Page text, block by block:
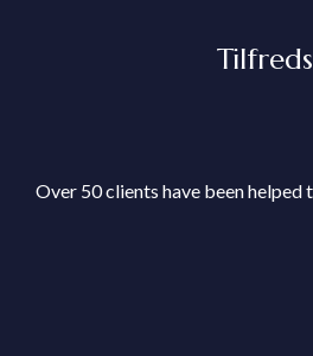
Over 50 clients have been helped